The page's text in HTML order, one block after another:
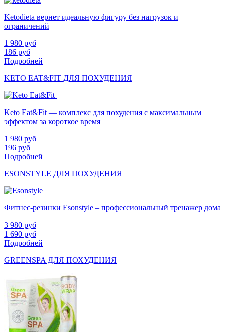
Ketodieta вернет идеальную фигуру без нагрузок и
ограничений
1 980 руб
186 руб
Подробней
KETO EAT&FIT ДЛЯ ПОХУДЕНИЯ
Keto Eat&Fit — комплекс для похудения с максимальным
эффектом за короткое время
1 980 руб
196 руб
Подробней
ESONSTYLE ДЛЯ ПОХУДЕНИЯ
Фитнес-резинки Esonstyle – профессиональный тренажер дома
3 980 руб
1 690 руб
Подробней
GREENSPA ДЛЯ ПОХУДЕНИЯ